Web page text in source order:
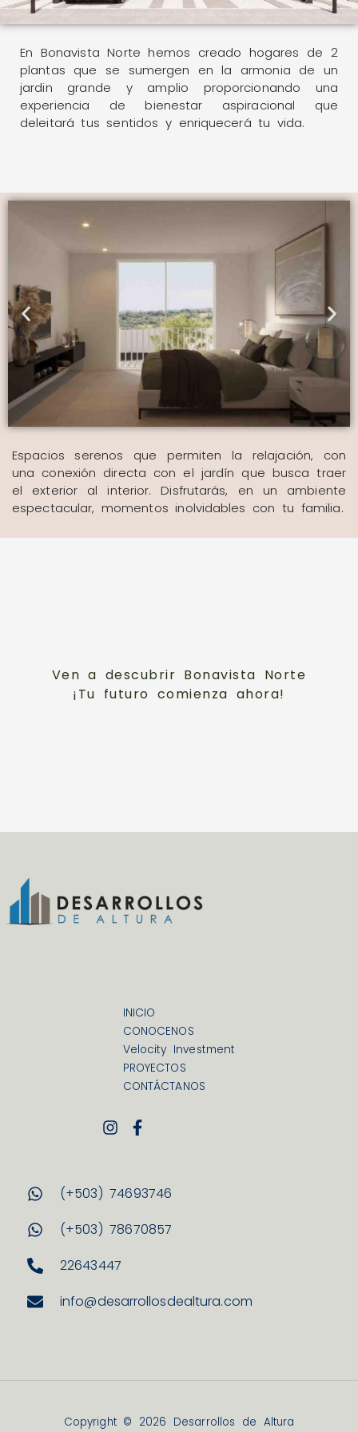
En Bonavista Norte hemos creado hogares de 2
plantas que se sumergen en la armonia de un
jardin grande y amplio proporcionando una
experiencia de bienestar aspiracional que
deleitará tus sentidos y enriquecerá tu vida.
Espacios serenos que permiten la relajación, con
una conexión directa con el jardín que busca traer
el exterior al interior. Disfrutarás, en un ambiente
espectacular, momentos inolvidables con tu familia.
Ven a descubrir Bonavista Norte
¡Tu futuro comienza ahora!
INICIO
CONOCENOS
Velocity Investment
PROYECTOS
CONTÁCTANOS
(+503) 74693746
(+503) 78670857
22643447
info@desarrollosdealtura.com
Copyright © 2026 Desarrollos de Altura